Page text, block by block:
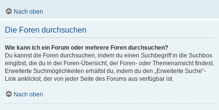
Nach oben
Die Foren durchsuchen
Wie kann ich ein Forum oder mehrere Foren durchsuchen?
Du kannst die Foren durchsuchen, indem du einen Suchbegriff in die Suchbox
eingibst, die du in der Foren-Übersicht, der Foren- oder Themenansicht findest.
Erweiterte Suchmöglichkeiten erhältst du, indem du den „Erweiterte Suche“-
Link anklickst, der von jeder Seite des Forums aus verfügbar ist.
Nach oben